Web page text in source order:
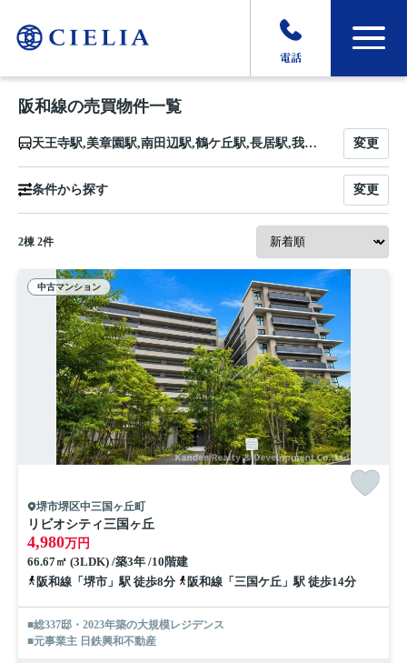
電話
阪和線の売買物件一覧
天王寺駅,美章園駅,南田辺駅,鶴ケ丘駅,長居駅,我孫子町駅,杉本町駅,浅香駅,堺市駅,三国ケ丘駅,百舌鳥駅,上野芝駅,津久野駅,鳳駅,東羽衣駅,富木駅,北信太駅,信太山駅,和泉府中駅,久米田駅,下松駅,東岸和田駅,東貝塚駅,和泉橋本駅,東佐野駅,熊取駅,日根野駅,長滝駅,新家駅,和泉砂川駅,和泉鳥取駅,山中渓駅,紀伊駅,六十谷駅,紀伊中ノ島駅,和歌山駅 変更
条件から探す 変更
2棟 2件
中古マンション
堺市堺区中三国ヶ丘町
リビオシティ三国ヶ丘
4,980万円
66.67㎡ (3LDK) /築3年 /10階建
阪和線「堺市」駅 徒歩8分
阪和線「三国ケ丘」駅 徒歩14分
■総337邸・2023年築の大規模レジデンス
■元事業主 日鉄興和不動産